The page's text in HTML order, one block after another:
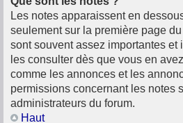
Les notes apparaissent en
seulement sur la première page
sont souvent assez importantes et
les consulter dès que vous en
comme les annonces et les
permissions concernant les notes
administrateurs du forum.
Haut